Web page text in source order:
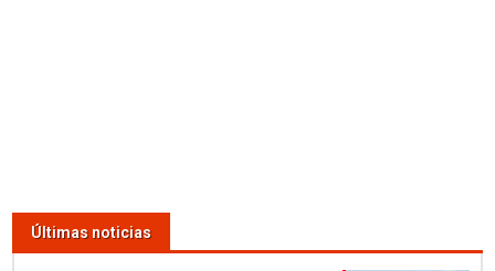
Últimas noticias